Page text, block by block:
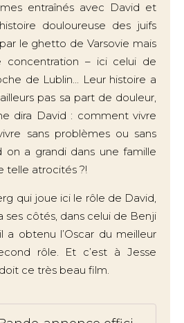
entraînés avec David et
douloureuse des juifs
le ghetto de Varsovie mais
concentration – ici celui de
de Lublin... Leur histoire a
pas sa part de douleur,
dira David : comment vivre
sans problèmes ou sans
on a grandi dans une famille
telle atrocités ?!
qui joue ici le rôle de David,
ses côtés, dans celui de Benji
a obtenu l’Oscar du meilleur
rôle. Et c’est à Jesse
ce très beau film.